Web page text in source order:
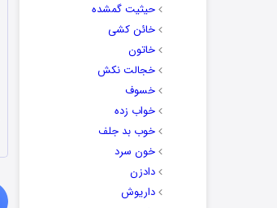
حیثیت گمشده
خائن کشی
خاتون
خجالت نکش
خسوف
خواب زده
خوب بد جلف
خون سرد
دادزن
داریوش